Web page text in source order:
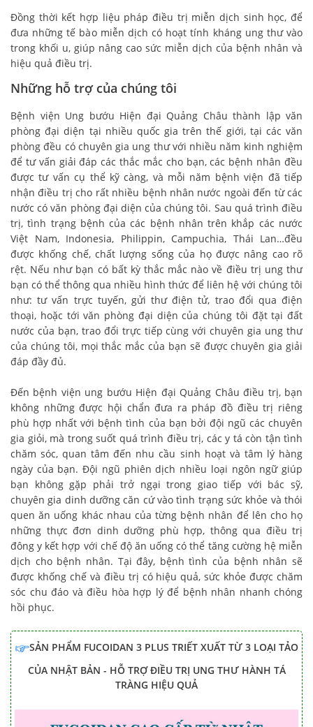
Đồng thời kết hợp liệu pháp điều trị miễn dịch sinh học, để
đưa những tế bào miễn dịch có hoạt tính kháng ung thư vào
trong khối u, giúp nâng cao sức miễn dịch của bệnh nhân và
hiệu quả điều trị.
Những hỗ trợ của chúng tôi
Bệnh viện Ung bướu Hiện đại Quảng Châu thành lập văn
phòng đại diện tại nhiều quốc gia trên thế giới, tại các văn
phòng đều có chuyên gia ung thư với nhiều năm kinh nghiệm
để tư vấn giải đáp các thắc mắc cho bạn, các bệnh nhân đều
được tư vấn cụ thể kỹ càng, và mỗi năm bệnh viện đã tiếp
nhận điều trị cho rất nhiều bệnh nhân nước ngoài đến từ các
nước có văn phòng đại diện của chúng tôi. Sau quá trình điều
trị, tình trạng bệnh của các bệnh nhân trên khắp các nước
Việt Nam, Indonesia, Philippin, Campuchia, Thái Lan…đều
được khống chế, chất lượng sống của họ được nâng cao rõ
rệt. Nếu như bạn có bất kỳ thắc mắc nào về điều trị ung thư
bạn có thể thông qua nhiều hình thức để liên hệ với chúng tôi
như: tư vấn trực tuyến, gửi thư điện tử, trao đổi qua điện
thoại, hoặc tới văn phòng đại diện của chúng tôi đặt tại đất
nước của bạn, trao đổi trực tiếp cùng với chuyên gia ung thư
của chúng tôi, mọi thắc mắc của bạn sẽ được chuyên gia giải
đáp đầy đủ.
Đến bệnh viện ung bướu Hiện đại Quảng Châu điều trị, bạn
không những được hội chẩn đưa ra pháp đồ điều trị riêng
phù hợp nhất với bệnh tình của bạn bởi đội ngũ các chuyên
gia giỏi, mà trong suốt quá trình điều trị, các y tá còn tận tình
chăm sóc, quan tâm đến nhu cầu sinh hoạt và tâm lý hàng
ngày của bạn. Đội ngũ phiên dịch nhiều loại ngôn ngữ giúp
bạn không gặp phải trở ngại trong giao tiếp với bác sỹ,
chuyên gia dinh dưỡng căn cứ vào tình trạng sức khỏe và thói
quen ăn uống khác nhau của từng bệnh nhân để lên cho họ
những thực đơn dinh dưỡng phù hợp, thông qua điều trị
đông y kết hợp với chế độ ăn uống có thể tăng cường hệ miễn
dịch cho bệnh nhân. Tại đây, bệnh tình của bệnh nhân sẽ
được khống chế và điều trị có hiệu quả, sức khỏe được chăm
sóc chu đáo và điều hòa hợp lý để bệnh nhân nhanh chóng
hồi phục.
SẢN PHẨM FUCOIDAN 3 PLUS TRIẾT XUẤT TỪ 3 LOẠI TẢO
CỦA NHẬT BẢN - HỖ TRỢ ĐIỀU TRỊ UNG THƯ HÀNH TÁ
TRÀNG HIỆU QUẢ